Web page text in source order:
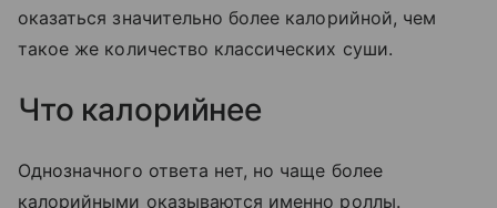
оказаться значительно более калорийной, чем
такое же количество классических суши.
Что калорийнее
Однозначного ответа нет, но чаще более
калорийными оказываются именно роллы.